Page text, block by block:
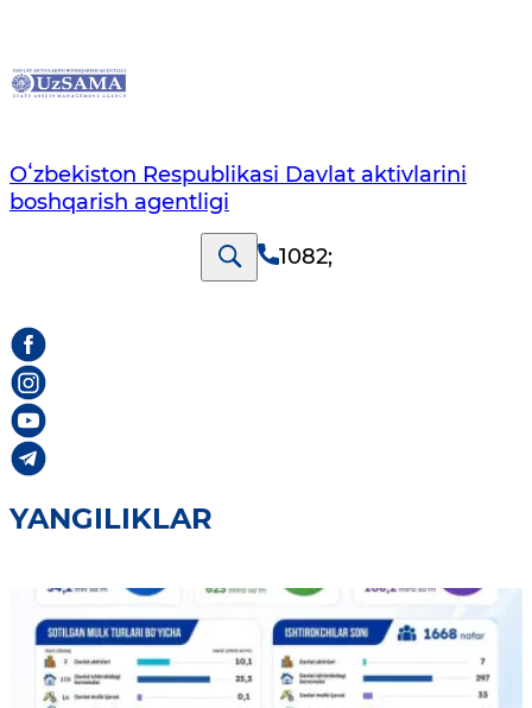
Oʻzbekiston Respublikasi Davlat aktivlarini
boshqarish agentligi
1082;
YANGILIKLAR